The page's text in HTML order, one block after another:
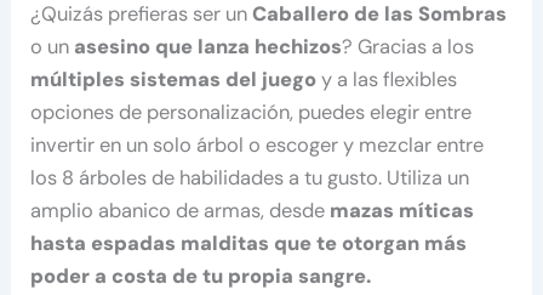
¿Quizás prefieras ser unCaballero de las Sombras
o un asesino que lanza hechizos? Gracias a los
múltiples sistemas del juegoy a las flexibles
opciones de personalización, puedes elegir entre
invertir en un solo árbol o escoger y mezclar entre
los 8 árboles de habilidades a tu gusto. Utiliza un
amplio abanico de armas, desde mazas míticas
hasta espadas malditas que te otorgan más
poder a costa de tu propia sangre.